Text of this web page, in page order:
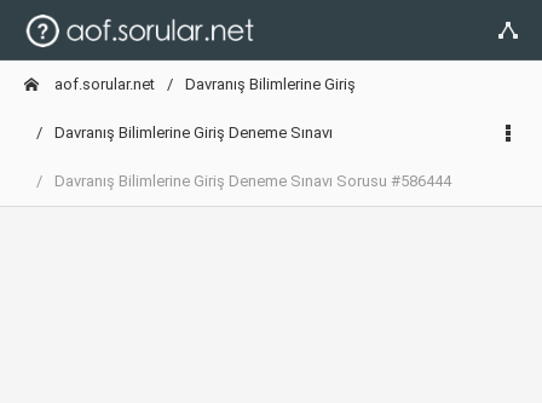
aof.sorular.net Davranış Bilimlerine Giriş
Davranış Bilimlerine Giriş Deneme Sınavı
Davranış Bilimlerine Giriş Deneme Sınavı Sorusu #586444